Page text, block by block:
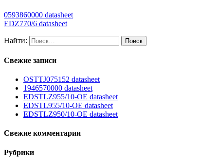
0593860000 datasheet
EDZ770/6 datasheet
Найти:
Свежие записи
OSTTJ075152 datasheet
1946570000 datasheet
EDSTLZ955/10-OE datasheet
EDSTL955/10-OE datasheet
EDSTLZ950/10-OE datasheet
Свежие комментарии
Рубрики